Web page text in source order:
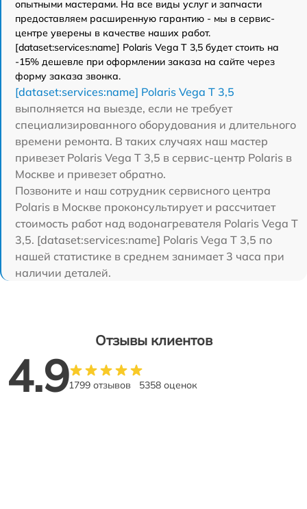
опытными мастерами. На все виды услуг и запчасти
предоставляем расширенную гарантию - мы в сервис-
центре уверены в качестве наших работ.
[dataset:services:name] Polaris Vega T 3,5 будет стоить на
-15% дешевле при оформлении заказа на сайте через
форму заказа звонка.
[dataset:services:name] Polaris Vega T 3,5
выполняется на выезде, если не требует
специализированного оборудования и длительного
времени ремонта. В таких случаях наш мастер
привезет Polaris Vega T 3,5 в сервис-центр Polaris в
Москве и привезет обратно.
Позвоните и наш сотрудник сервисного центра
Polaris в Москве проконсультирует и рассчитает
стоимость работ над водонагревателя Polaris Vega T
3,5. [dataset:services:name] Polaris Vega T 3,5 по
нашей статистике в среднем занимает 3 часа при
наличии деталей.
Отзывы клиентов
4.91799 отзывов 5358 оценок